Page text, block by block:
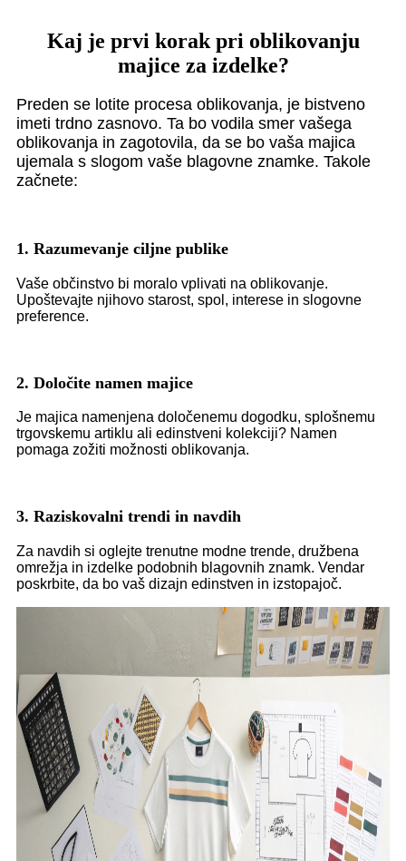
Kaj je prvi korak pri oblikovanju
majice za izdelke?
Preden se lotite procesa oblikovanja, je bistveno
imeti trdno zasnovo. Ta bo vodila smer vašega
oblikovanja in zagotovila, da se bo vaša majica
ujemala s slogom vaše blagovne znamke. Takole
začnete:
1. Razumevanje ciljne publike
Vaše občinstvo bi moralo vplivati ​​na oblikovanje.
Upoštevajte njihovo starost, spol, interese in slogovne
preference.
2. Določite namen majice
Je majica namenjena določenemu dogodku, splošnemu
trgovskemu artiklu ali edinstveni kolekciji? Namen
pomaga zožiti možnosti oblikovanja.
3. Raziskovalni trendi in navdih
Za navdih si oglejte trenutne modne trende, družbena
omrežja in izdelke podobnih blagovnih znamk. Vendar
poskrbite, da bo vaš dizajn edinstven in izstopajoč.